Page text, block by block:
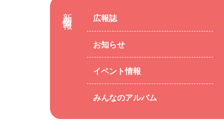
広報誌
お知らせ
イベント情報
みんなのアルバム